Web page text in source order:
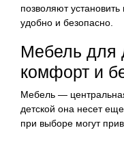
позволяют
удобно и безопасно.
Мебель для
комфорт и
Мебель —
детской она несет
при выборе могут